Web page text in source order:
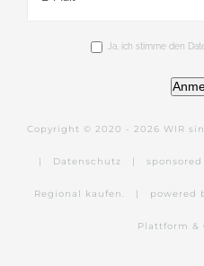
Ja, ich stimme den
Copyright © 2020 - 2026 WIR
| Datenschutz |
Regional kaufen. | powered
Plattform &